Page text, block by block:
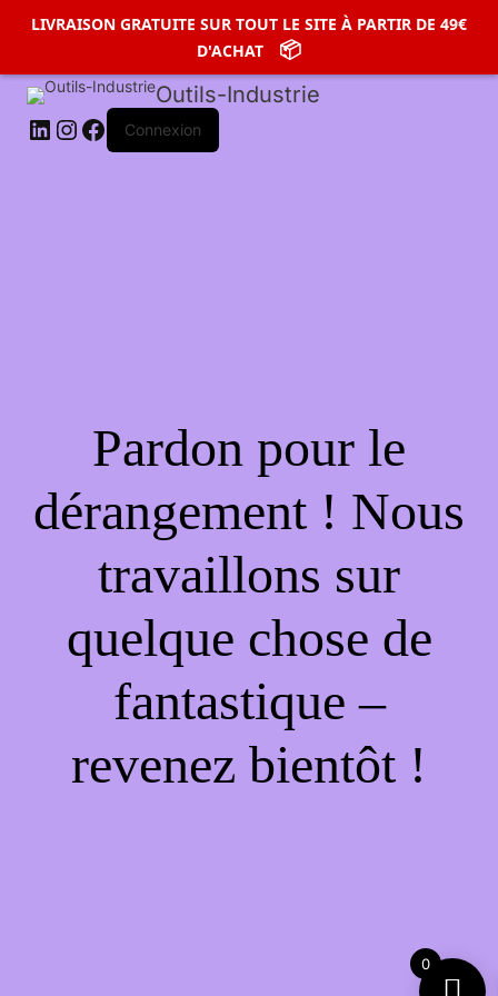
LIVRAISON GRATUITE SUR TOUT LE SITE À PARTIR DE 49€
D'ACHAT
📦
Outils-Industrie
Facebook
Connexion
Pardon pour le
dérangement ! Nous
travaillons sur
quelque chose de
fantastique –
revenez bientôt !
0
LIVRAISON GRATUITE SUR TOUT LE SITE À PARTIR DE 49€
D'ACHAT
📦